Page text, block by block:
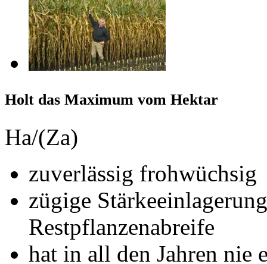
Holt das Maximum vom Hektar
Ha/(Za)
zuverlässig frohwüchsig
zügige
Restpflanzenabreife
hat in all den Jahren nie